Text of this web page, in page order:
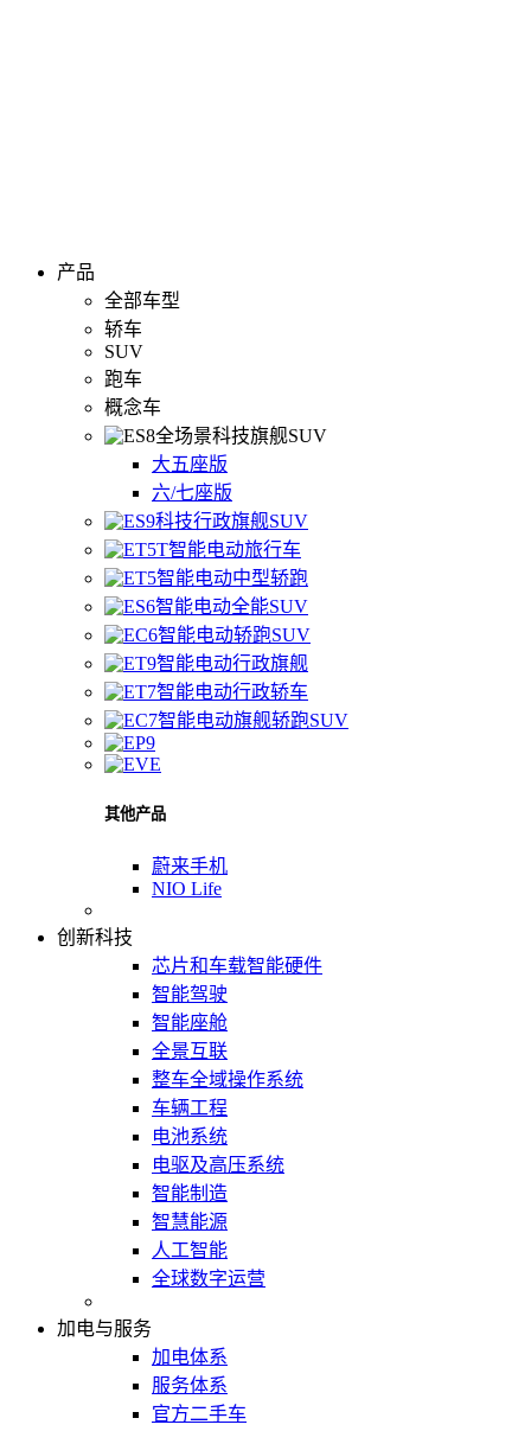
产品
全部车型
轿车
SUV
跑车
概念车
全场景科技旗舰SUV
大五座版
六/七座版
科技行政旗舰SUV
智能电动旅行车
智能电动中型轿跑
智能电动全能SUV
智能电动轿跑SUV
智能电动行政旗舰
智能电动行政轿车
智能电动旗舰轿跑SUV
其他产品
蔚来手机
NIO Life
创新科技
芯片和车载智能硬件
智能驾驶
智能座舱
全景互联
整车全域操作系统
车辆工程
电池系统
电驱及高压系统
智能制造
智慧能源
人工智能
全球数字运营
加电与服务
加电体系
服务体系
官方二手车